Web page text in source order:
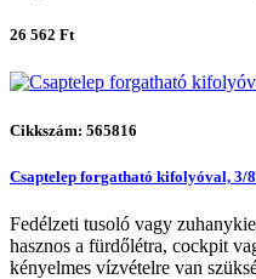
26 562 Ft
Cikkszám: 565816
Csaptelep forgatható kifolyóval, 3/
Fedélzeti tusoló vagy
hasznos a fürdőlétra, cockpit
kényelmes vízvételre van